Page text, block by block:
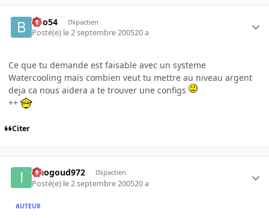
Boo54 INpactien
Posté(e) le 2 septembre 200520 a
Ce que tu demande est faisable avec un systeme
Watercooling mais combien veut tu mettre au niveau argent
deja ca nous aidera a te trouver une configs
++
Citer
iznogoud972 INpactien
Posté(e) le 2 septembre 200520 a
AUTEUR